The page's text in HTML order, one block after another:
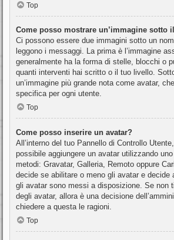
Top
Come posso mostrare un’immagine sotto
Ci possono essere due immagini sotto un
leggono i messaggi. La prima è l’immagine
generalmente ha la forma di stelle, blocchi o
quanti interventi hai scritto o il tuo livello.
un’immagine più grande nota come avatar,
specifica per ogni utente.
Top
Come posso inserire un avatar?
All’interno del tuo Pannello di Controllo
possibile aggiungere un avatar utilizzando
metodi: Gravatar, Galleria, Remoto oppure
decide se abilitare o meno gli avatar e decide
gli avatar sono messi a disposizione. Se non
degli avatar, allora è una decisione
chiedere a questa le ragioni.
Top